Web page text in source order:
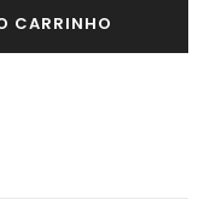
CARRINHO